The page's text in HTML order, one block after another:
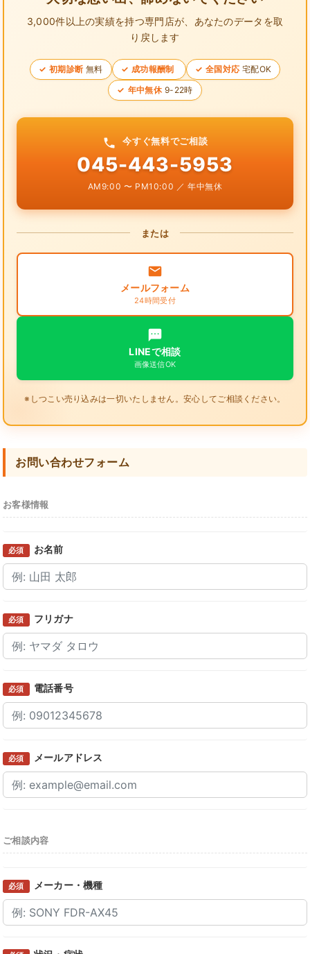
3,000件以上の実績を持つ専門店が、 あなたのデータを取
り戻します
初期診断 無料 成功報酬制 全国対応 宅配OK
年中無休 9-22時
今すぐ無料でご相談
045-443-5953
AM9:00 〜 PM10:00 ／ 年中無休
または
メールフォーム
24時間受付
LINEで相談
画像送信OK
※しつこい売り込みは一切いたしません。安心してご相談ください。
お問い合わせフォーム
お客様情報
必須 お名前
必須 フリガナ
必須 電話番号
必須 メールアドレス
ご相談内容
必須 メーカー・機種